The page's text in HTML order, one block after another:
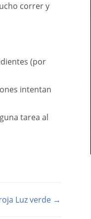
correr y
(por
intentan
tarea al
Luz verde →